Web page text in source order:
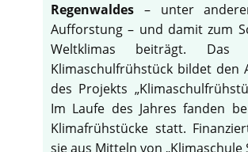
Regenwaldes – unter
Aufforstung – und damit zum
Weltklimas beiträgt. Das
Klimaschulfrühstück bildet den
des Projekts
Im Laufe des Jahres fanden
Klimafrühstücke statt.
sie aus Mitteln von „Klimaschule